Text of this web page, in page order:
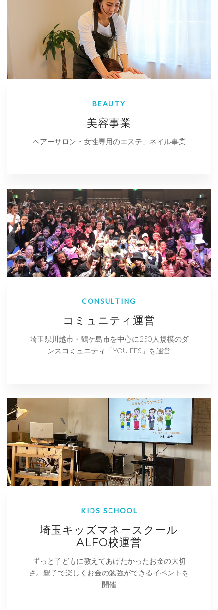
BEAUTY
美容事業
ヘアーサロン・女性専用のエステ、ネイル事業
CONSULTING
コミュニティ運営
埼玉県川越市・鶴ケ島市を中心に250人規模のダ
ンスコミュニティ「YOU-FES」を運営
KIDS SCHOOL
埼玉キッズマネースクール
ALFO校運営
ずっと子どもに教えてあげたかったお金の大切
さ。親子で楽しくお金の勉強ができるイベントを
開催